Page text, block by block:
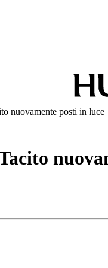
nuovamente posti in luce